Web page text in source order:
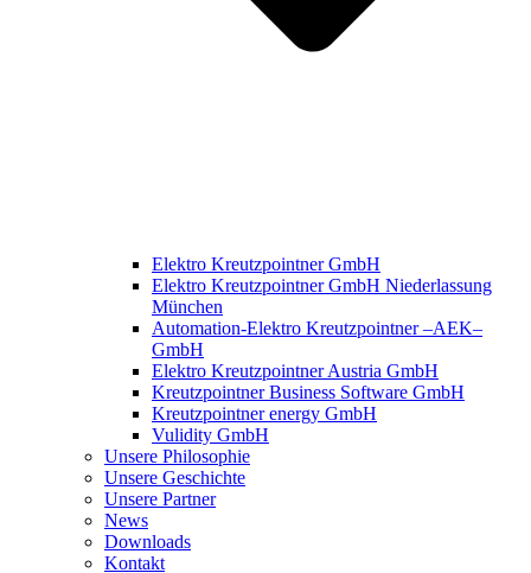
Elektro Kreutzpointner GmbH
Elektro Kreutzpointner GmbH Niederlassung
München
Automation-Elektro Kreutzpointner –AEK–
GmbH
Elektro Kreutzpointner Austria GmbH
Kreutzpointner Business Software GmbH
Kreutzpointner energy GmbH
Vulidity GmbH
Unsere Philosophie
Unsere Geschichte
Unsere Partner
News
Downloads
Kontakt